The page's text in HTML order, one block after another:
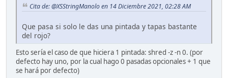
Cita de: @XSStringManolo en 14 Diciembre 2021, 02:28 AM
Que pasa si solo le das una pintada y tapas bastante
del rojo?
Esto sería el caso de que hiciera 1 pintada: shred -z -n 0. (por
defecto hay uno, por la cual hago 0 pasadas opcionales + 1 que
se hará por defecto)